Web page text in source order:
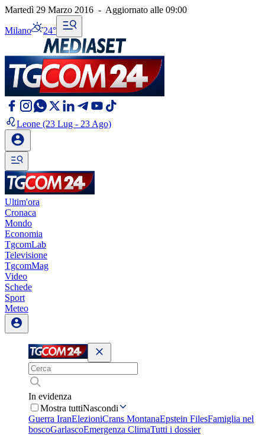
Martedì 29 Marzo 2016 - Aggiornato alle 09:00
Milano 24°
Leone (23 Lug - 23 Ago)
Ultim'ora
Cronaca
Mondo
Economia
TgcomLab
Televisione
TgcomMag
Video
Schede
Sport
Meteo
In evidenza
Mostra tuttiNascondi
Guerra IranElezioniCrans MontanaEpstein FilesFamiglia nel
boscoGarlascoEmergenza ClimaTutti i dossier